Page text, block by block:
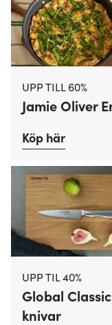
UPP TILL 60%
Jamie Oliver
Köp här
UPP TIL 40%
Global Classic
knivar